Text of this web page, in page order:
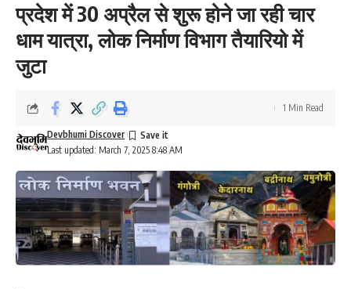
प्रदेश में 30 अप्रैल से शुरू होने जा रही चार
धाम यात्रा, लोक निर्माण विभाग तैयारियो में
जुटा
Last updated: March 7, 2025 8:48 AM
Devbhumi Discover
1 Min Read